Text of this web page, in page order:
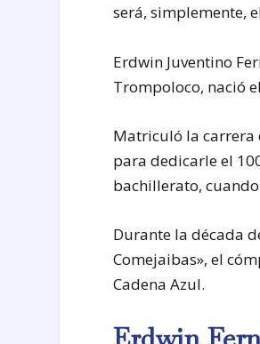
será, simplemente,
Erdwin Juventino
Trompoloco, nació
Matriculó la carrera
para dedicarle el
bachillerato,
Durante la década
Comejaibas», el
Cadena Azul.